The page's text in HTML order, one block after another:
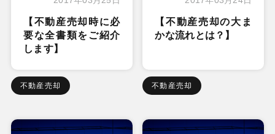
【不動産売却時に必
要な全書類をご紹介
します】
不動産売却
【不動産売却の大ま
かな流れとは？】
不動産売却